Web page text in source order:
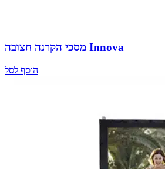
מסכי הקרנה חצובה Innova
הוסף לסל